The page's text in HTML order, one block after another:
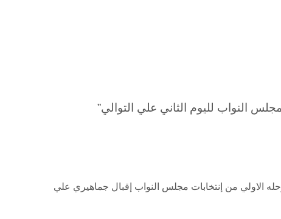
النواب لليوم الثاني علي التوالي”
الاولي من إنتخابات مجلس النواب إقبال جماهيري علي